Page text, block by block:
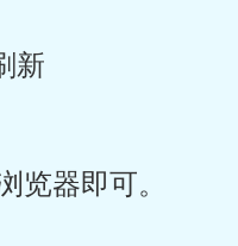
新
览器即可。